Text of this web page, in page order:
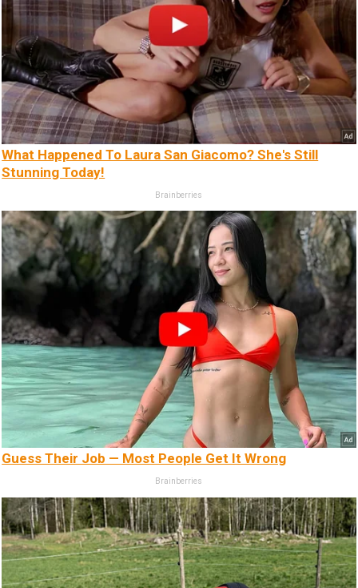
What Happened To Laura San Giacomo? She's Still
Stunning Today!
Brainberries
Guess Their Job — Most People Get It Wrong
Brainberries